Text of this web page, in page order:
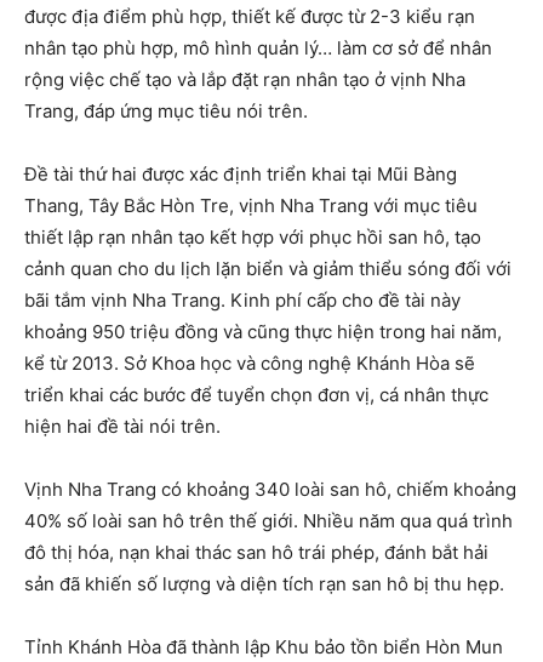
được địa điểm phù hợp, thiết kế được từ 2-3 kiểu rạn
nhân tạo phù hợp, mô hình quản lý… làm cơ sở để nhân
rộng việc chế tạo và lắp đặt rạn nhân tạo ở vịnh Nha
Trang, đáp ứng mục tiêu nói trên.
Đề tài thứ hai được xác định triển khai tại Mũi Bàng
Thang, Tây Bắc Hòn Tre, vịnh Nha Trang với mục tiêu
thiết lập rạn nhân tạo kết hợp với phục hồi san hô, tạo
cảnh quan cho du lịch lặn biển và giảm thiểu sóng đối với
bãi tắm vịnh Nha Trang. Kinh phí cấp cho đề tài này
khoảng 950 triệu đồng và cũng thực hiện trong hai năm,
kể từ 2013. Sở Khoa học và công nghệ Khánh Hòa sẽ
triển khai các bước để tuyển chọn đơn vị, cá nhân thực
hiện hai đề tài nói trên.
Vịnh Nha Trang có khoảng 340 loài san hô, chiếm khoảng
40% số loài san hô trên thế giới. Nhiều năm qua quá trình
đô thị hóa, nạn khai thác san hô trái phép, đánh bắt hải
sản đã khiến số lượng và diện tích rạn san hô bị thu hẹp.
Tỉnh Khánh Hòa đã thành lập Khu bảo tồn biển Hòn Mun